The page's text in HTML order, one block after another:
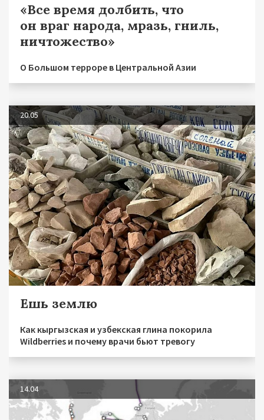
«Все время долбить, что
он враг народа, мразь, гниль,
ничтожество»
О Большом терроре в Центральной Азии
20.05
Ешь землю
Как кыргызская и узбекская глина покорила
Wildberries и почему врачи бьют тревогу
14.04